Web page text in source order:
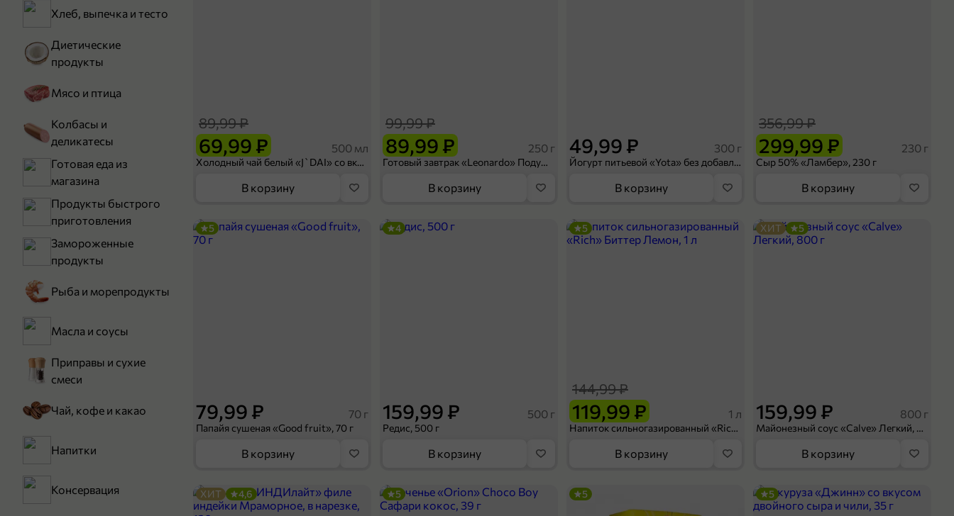
Хлеб, выпечка и тесто
Диетические
продукты
Мясо и птица
Колбасы и
деликатесы
Готовая еда из
магазина
Продукты быстрого
приготовления
Замороженные
продукты
Рыба и морепродукты
Масла и соусы
Приправы и сухие
смеси
Чай, кофе и какао
Напитки
Консервация
69,99 ₽
89,99 ₽
500 мл
Холодный чай белый «J`DAI» со вкусом белого персика, 500 мл
В корзину
89,99 ₽
99,99 ₽
250 г
Готовый завтрак «Leonardo» Подушечки с шоколадно-ореховой начинкой, 250 г
В корзину
49,99 ₽ 300 г
Йогурт питьевой «Yota» без добавления сахара, 300 г
В корзину
299,99 ₽
356,99 ₽
230 г
Сыр 50% «Ламбер», 230 г
В корзину
79,99 ₽ 70 г
Папайя сушеная «Good fruit», 70 г
5
В корзину
159,99 ₽ 500 г
Редис, 500 г
4
В корзину
119,99 ₽
144,99 ₽
1 л
Напиток сильногазированный «Rich» Биттер Лемон, 1 л
5
В корзину
159,99 ₽ 800 г
Майонезный соус «Calve» Легкий, 800 г
ХИТ 5
В корзину
ХИТ 4,6 5 5 5